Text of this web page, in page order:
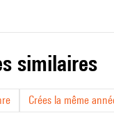
similaires
Crées la même